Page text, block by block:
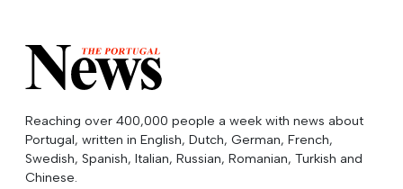
Reaching over 400,000 people a week with news about
Portugal, written in English, Dutch, German, French,
Swedish, Spanish, Italian, Russian, Romanian, Turkish and
Chinese.